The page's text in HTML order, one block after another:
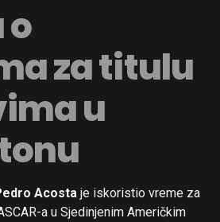
o
za titulu
u
Acosta je iskoristio vreme za
a u Sjedinjenim Američkim